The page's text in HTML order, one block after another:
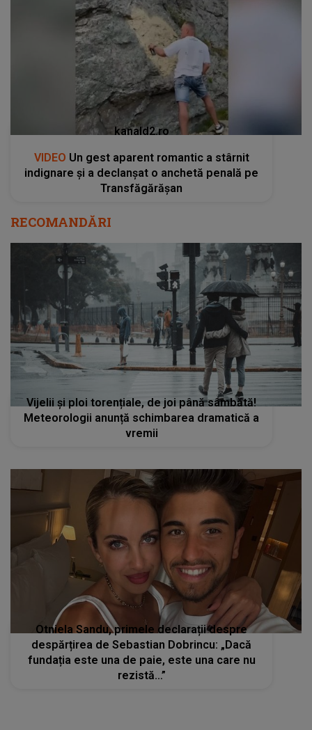
kanald2.ro
VIDEO Un gest aparent romantic a stârnit
indignare și a declanșat o anchetă penală pe
Transfăgărășan
RECOMANDĂRI
Vijelii și ploi torențiale, de joi până sâmbătă!
Meteorologii anunță schimbarea dramatică a
vremii
Otniela Sandu, primele declarații despre
despărțirea de Sebastian Dobrincu: „Dacă
fundația este una de paie, este una care nu
rezistă…”